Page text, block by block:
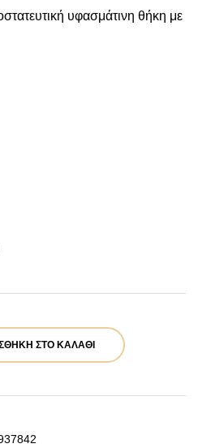
υφασμάτινη θήκη με
ΣΤΟ ΚΑΛΆΘΙ